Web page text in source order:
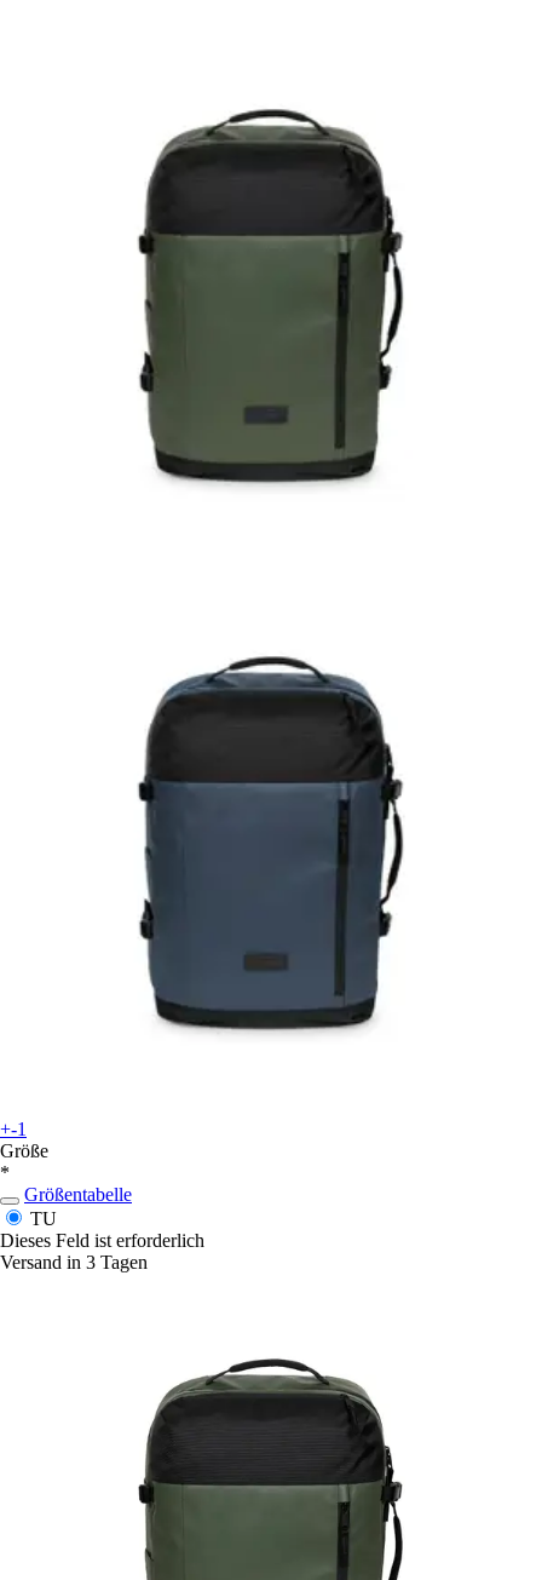
+-1
Größe
*
Größentabelle
TU
Dieses Feld ist erforderlich
Versand in 3 Tagen